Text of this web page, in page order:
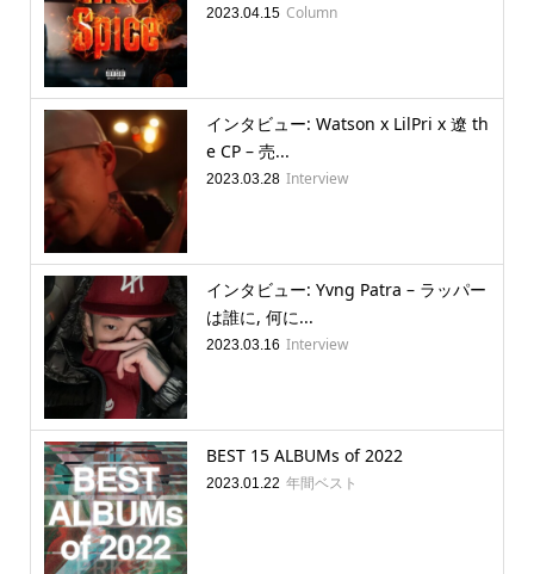
2023.04.15 Column
インタビュー: Watson x LilPri x 遼 th
e CP – 売...
2023.03.28 Interview
インタビュー: Yvng Patra – ラッパー
は誰に, 何に...
2023.03.16 Interview
BEST 15 ALBUMs of 2022
2023.01.22 年間ベスト